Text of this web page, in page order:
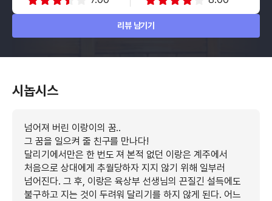
리뷰 남기기
시놉시스
넘어져 버린 이랑이의 꿈..
그 꿈을 일으켜 줄 친구를 만나다!
달리기에서만은 한 번도 져 본적 없던 이랑은 계주에서
처음으로 상대에게 추월당하자 지지 않기 위해 일부러
넘어진다. 그 후, 이랑은 육상부 선생님의 끈질긴 설득에도
불구하고 지는 것이 두려워 달리기를 하지 않게 된다. 어느